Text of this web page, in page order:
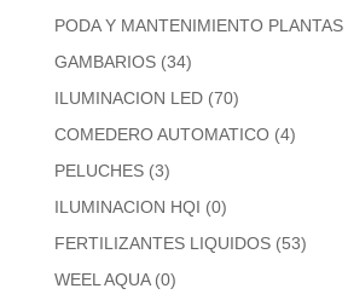
PODA Y MANTENIMIENTO PLANTAS
GAMBARIOS (34)
ILUMINACION LED (70)
COMEDERO AUTOMATICO (4)
PELUCHES (3)
ILUMINACION HQI (0)
FERTILIZANTES LIQUIDOS (53)
WEEL AQUA (0)